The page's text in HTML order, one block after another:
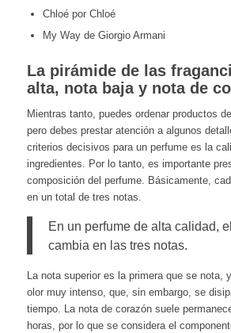
Chloé por Chloé
My Way de Giorgio Armani
La pirámide de las
alta, nota baja y nota de
Mientras tanto, puedes ordenar productos
pero debes prestar atención a algunos
criterios decisivos para un perfume es la
ingredientes. Por lo tanto, es importante
composición del perfume. Básicamente,
en un total de tres notas.
En un perfume de alta calidad,
cambia en las tres notas.
La nota superior es la primera que se nota,
olor muy intenso, que, sin embargo, se
tiempo. La nota de corazón suele
horas, por lo que se considera el